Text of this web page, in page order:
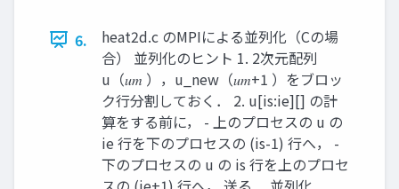
6.
heat2d.c のMPIによる並列化（Cの場
合） 並列化のヒント 1. 2次元配列
u（𝑢𝑚 ），u_new（𝑢𝑚+1 ）をブロッ
ク行分割しておく． 2. u[is:ie][] の計
算をする前に， - 上のプロセスの u の
ie 行を下のプロセスの (is-1) 行へ， -
下のプロセスの u の is 行を上のプロセ